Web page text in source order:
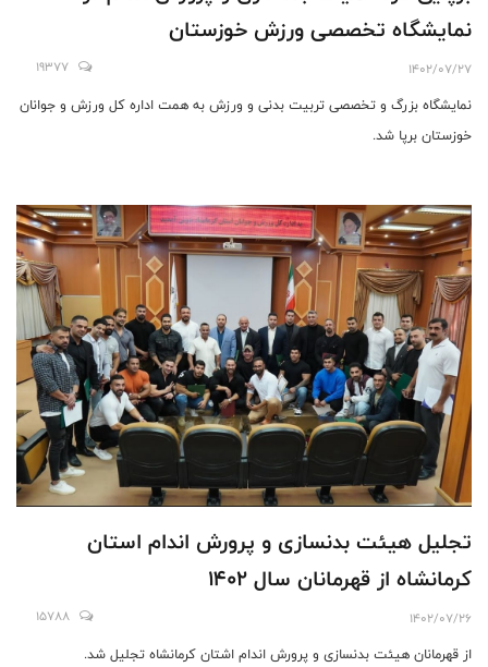
نمایشگاه تخصصی ورزش خوزستان
1402/07/27
19377
نمایشگاه بزرگ و تخصصی تربیت بدنی و ورزش به همت اداره کل ورزش و جوانان
خوزستان برپا شد.
تجلیل هیئت بدنسازی و پرورش اندام استان
کرمانشاه از قهرمانان سال ۱۴۰۲
1402/07/26
15788
از قهرمانان هیئت بدنسازی و پرورش اندام اشتان کرمانشاه تجلیل شد.